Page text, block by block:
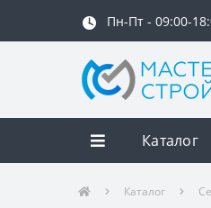
Пн-Пт - 09:00-
Каталог
Каталог